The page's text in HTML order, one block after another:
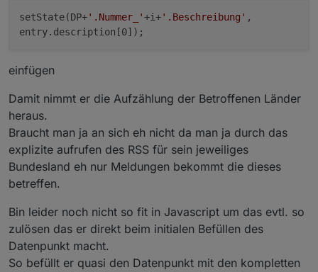
setState(DP+'.Nummer_'+i+'.Beschreibung' ,
entry.description[0]);
einfügen
Damit nimmt er die Aufzählung der Betroffenen Länder
heraus.
Braucht man ja an sich eh nicht da man ja durch das
explizite aufrufen des RSS für sein jeweiliges
Bundesland eh nur Meldungen bekommt die dieses
betreffen.
Bin leider noch nicht so fit in Javascript um das evtl. so
zulösen das er direkt beim initialen Befüllen des
Datenpunkt macht.
So befüllt er quasi den Datenpunkt mit den kompletten